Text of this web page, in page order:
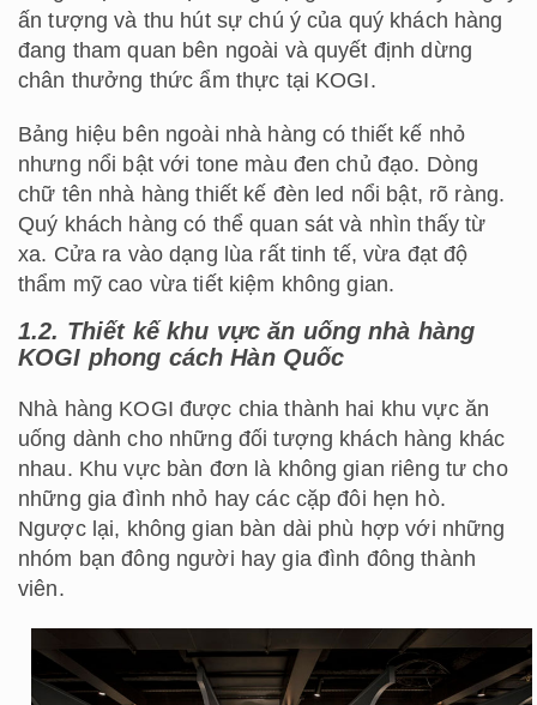
ấn tượng và thu hút sự chú ý của quý khách hàng
đang tham quan bên ngoài và quyết định dừng
chân thưởng thức ẩm thực tại KOGI.
Bảng hiệu bên ngoài nhà hàng có thiết kế nhỏ
nhưng nổi bật với tone màu đen chủ đạo. Dòng
chữ tên nhà hàng thiết kế đèn led nổi bật, rõ ràng.
Quý khách hàng có thể quan sát và nhìn thấy từ
xa. Cửa ra vào dạng lùa rất tinh tế, vừa đạt độ
thẩm mỹ cao vừa tiết kiệm không gian.
1.2. Thiết kế khu vực ăn uống nhà hàng
KOGI phong cách Hàn Quốc
Nhà hàng KOGI được chia thành hai khu vực ăn
uống dành cho những đối tượng khách hàng khác
nhau. Khu vực bàn đơn là không gian riêng tư cho
những gia đình nhỏ hay các cặp đôi hẹn hò.
Ngược lại, không gian bàn dài phù hợp với những
nhóm bạn đông người hay gia đình đông thành
viên.